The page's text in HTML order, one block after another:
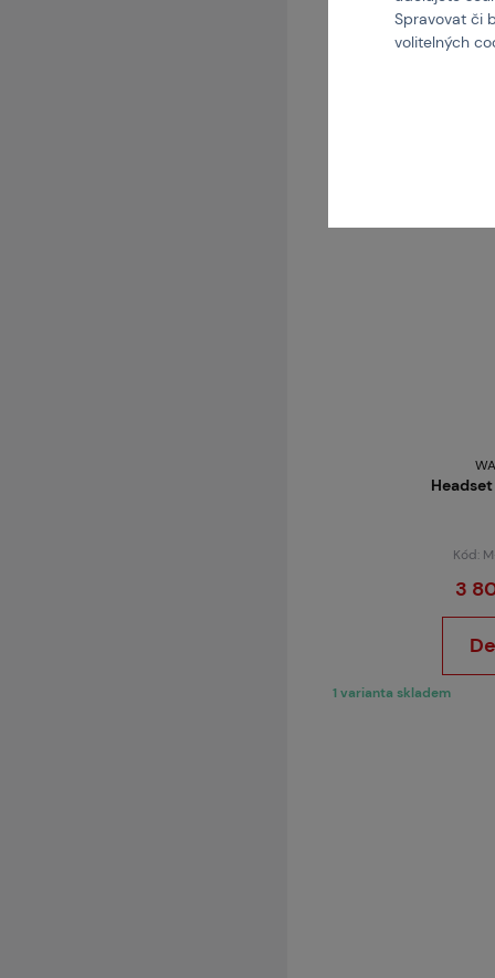
Kód:
3
1 varianta skladem
Spravovat či
volitelných